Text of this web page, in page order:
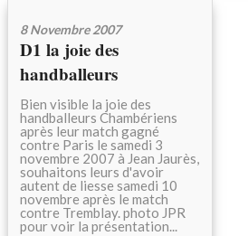
8 Novembre 2007
D1 la joie des
handballeurs
Bien visible la joie des
handballeurs Chambériens
après leur match gagné
contre Paris le samedi 3
novembre 2007 à Jean Jaurès,
souhaitons leurs d'avoir
autent de liesse samedi 10
novembre après le match
contre Tremblay. photo JPR
pour voir la présentation...